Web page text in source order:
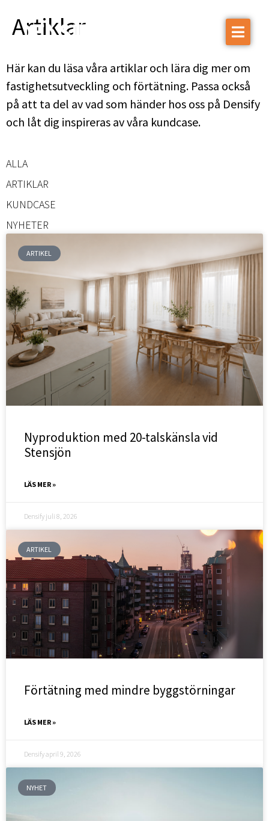
Projekt
Om Densify
Hållbarhet
Artiklar
Här kan du läsa våra artiklar och lära dig mer om
fastighetsutveckling och förtätning. Passa också
på att ta del av vad som händer hos oss på Densify
och låt dig inspireras av våra kundcase.
ALLA
ARTIKLAR
KUNDCASE
NYHETER
ARTIKEL
Nyproduktion med 20-talskänsla vid
Stensjön
LÄS MER »
Densify juli 8, 2026
ARTIKEL
Förtätning med mindre byggstörningar
LÄS MER »
Densifyapril 9, 2026
NYHET